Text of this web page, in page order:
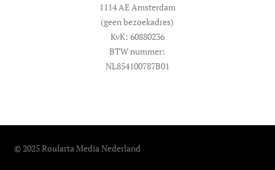
1114 AE Amsterdam
(geen bezoekadres)
KvK: 60880236
BTW nummer:
NL854100787B01
© 2025 Roularta Media Nederland